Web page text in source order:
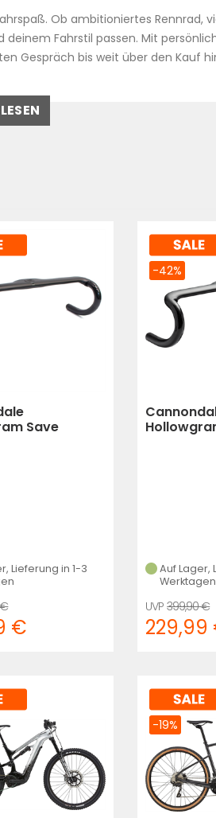
Ob ambitioniertes Rennrad,
Fahrstil passen. Mit
Gespräch bis weit über den Kauf
Save
Lieferung in 1-3
€
Auf Lager,
Werktagen
-42%
399,90 €
229,99
-19%